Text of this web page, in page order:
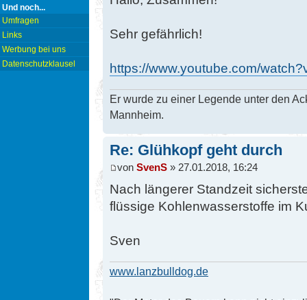
Und noch...
Umfragen
Links
Werbung bei uns
Datenschutzklausel
Sehr gefährlich!
https://www.youtube.com/
Er wurde zu einer Legende unter den
Mannheim.
Re: Glühkopf geht durch
von SvenS » 27.01.2018, 16:24
Nach längerer Standzeit
flüssige Kohlenwasserstoffe im
Sven
www.lanzbulldog.de